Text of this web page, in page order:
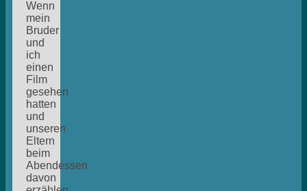
Wenn
mein
Bruder
und
ich
einen
Film
gesehen
hatten
und
unseren
Eltern
beim
Abendessen
davon